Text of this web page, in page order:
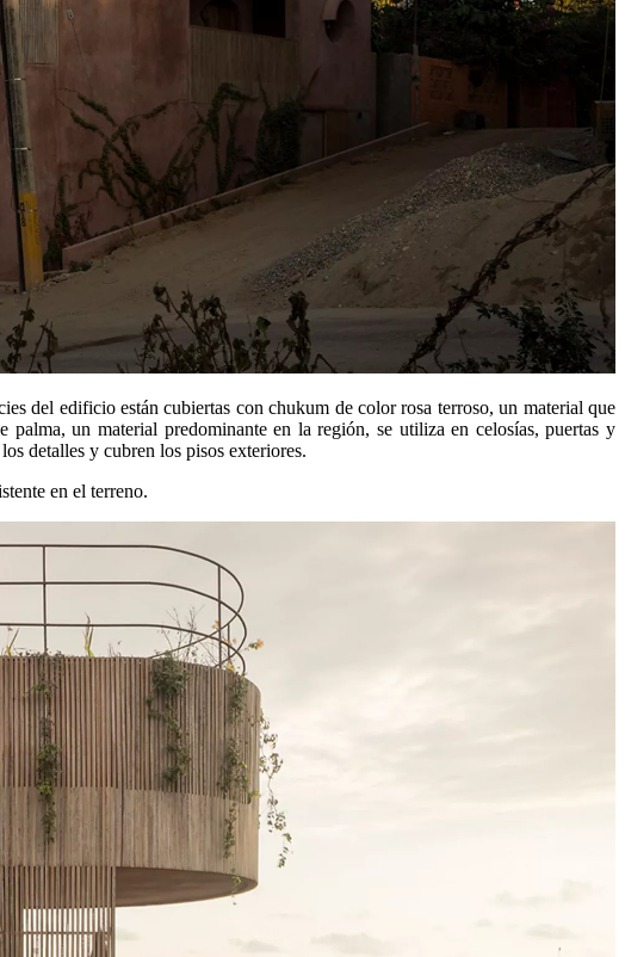
del edificio están cubiertas con chukum de color rosa terroso, un material que
un material predominante en la región, se utiliza en celosías, puertas y
detalles y cubren los pisos exteriores.
en el terreno.